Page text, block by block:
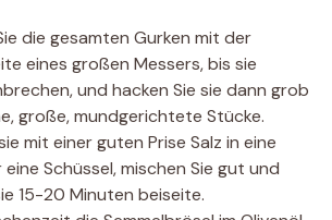
die gesamten Gurken mit der
eines großen Messers, bis sie
und hacken Sie sie dann grob
große, mundgerichtete Stücke.
mit einer guten Prise Salz in eine
eine Schüssel, mischen Sie gut und
15-20 Minuten beiseite.